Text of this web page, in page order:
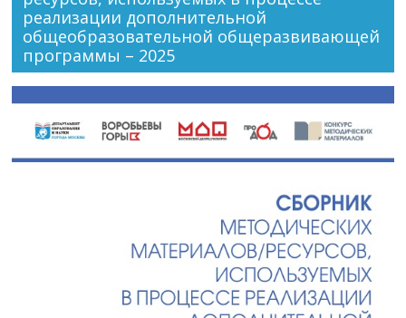
реализации дополнительной
общеобразовательной общеразвивающей
программы – 2025